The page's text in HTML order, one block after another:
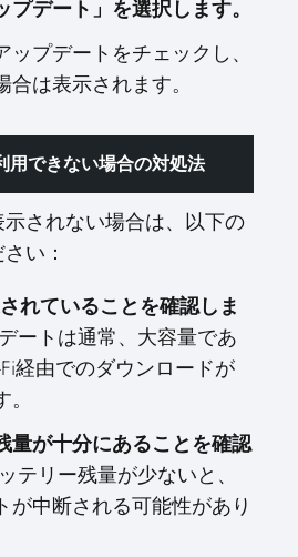
プデート」を選択します。
ップデートをチェックし、
は表示されます。
用できない場合の対処法
されない場合は、以下の
い：
れていることを確認しま
ートは通常、大容量であ
経由でのダウンロードが
量が十分にあることを確認
テリー残量が少ないと、
が中断される可能性があり